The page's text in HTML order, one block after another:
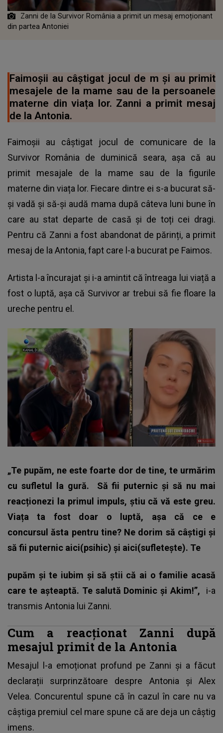
Zanni de la Survivor România a primit un mesaj emoționant
din partea Antoniei
Faimoșii au câștigat jocul de m și au primit
mesajele de la mame sau de la persoanele
materne din viața lor. Zanni a primit mesaj
de la Antonia.
Faimoșii au câștigat jocul de comunicare de la
Survivor România de duminică seara, așa că au
primit mesajale de la mame sau de la figurile
materne din viața lor. Fiecare dintre ei s-a bucurat să-
și vadă și să-și audă mama după câteva luni bune în
care au stat departe de casă și de toți cei dragi.
Pentru că Zanni a fost abandonat de părinți, a primit
mesaj de la Antonia, fapt care l-a bucurat pe Faimos.
Artista l-a încurajat și i-a amintit că întreaga lui viață a
fost o luptă, așa că Survivor ar trebui să fie floare la
ureche pentru el.
„Te pupăm, ne este foarte dor de tine, te urmărim
cu sufletul la gură. Să fii puternic și să nu mai
reacționezi la primul impuls, știu că vă este greu.
Viața ta fost doar o luptă, așa că ce e
concursul ăsta pentru tine? Ne dorim să câștigi și
să fii puternic aici(psihic) și aici(sufletește). Te
pupăm și te iubim și să știi că ai o familie acasă
care te așteaptă. Te salută Dominic și Akim!”, i-a
transmis Antonia lui Zanni.
Cum a reacționat Zanni după
mesajul primit de la Antonia
Mesajul l-a emoționat profund pe Zanni și a făcut
declarații surprinzătoare despre Antonia și Alex
Velea. Concurentul spune că în cazul în care nu va
câștiga premiul cel mare spune că are deja un câștig
imens.